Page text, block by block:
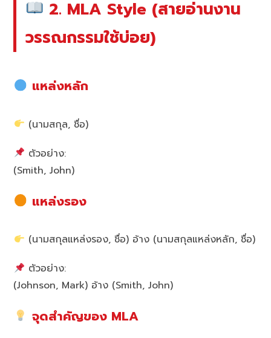
2. MLA Style (สายอ่านงาน
วรรณกรรมใช้บ่อย)
แหล่งหลัก
(นามสกุล, ชื่อ)
ตัวอย่าง:
(Smith, John)
แหล่งรอง
(นามสกุลแหล่งรอง, ชื่อ) อ้าง (นามสกุลแหล่งหลัก, ชื่อ)
ตัวอย่าง:
(Johnson, Mark) อ้าง (Smith, John)
จุดสำคัญของ MLA